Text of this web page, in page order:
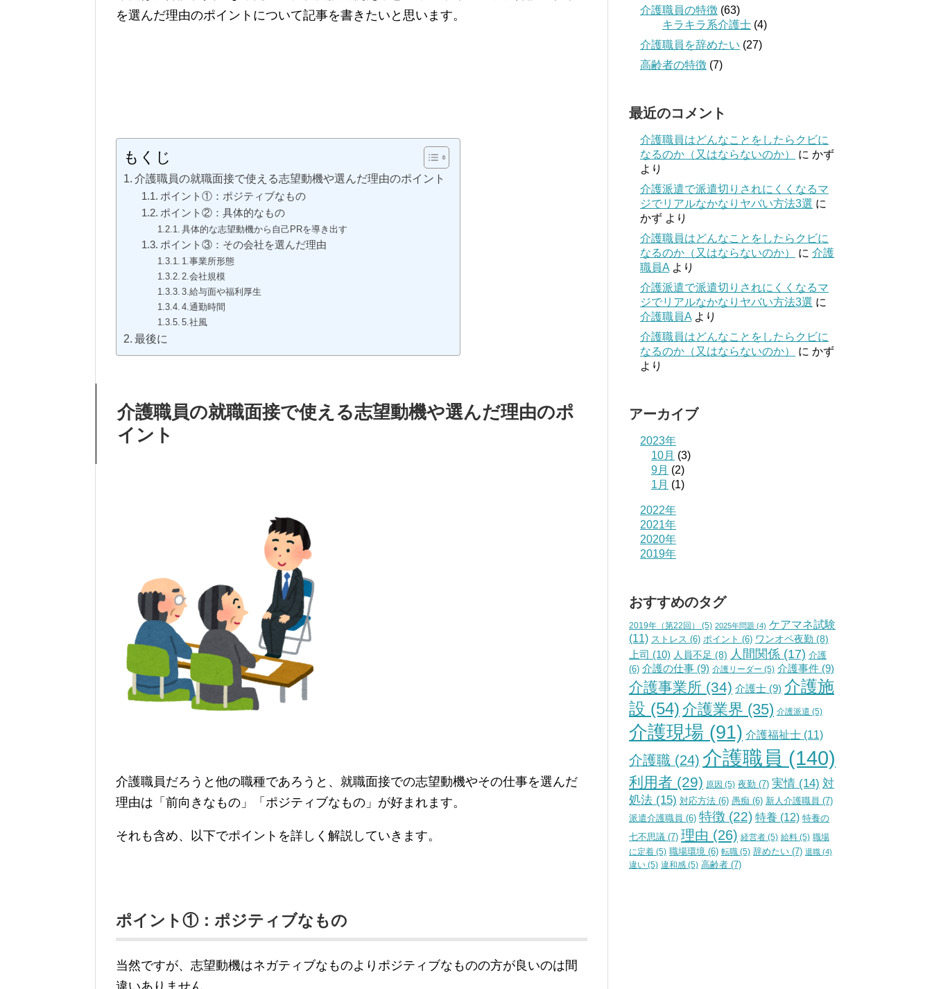
を選んだ理由のポイントについて記事を書きたいと思います。
もくじ
介護職員の就職面接で使える志望動機や選んだ理由のポイント
ポイント①：ポジティブなもの
ポイント②：具体的なもの
具体的な志望動機から自己PRを導き出す
ポイント③：その会社を選んだ理由
1.事業所形態
2.会社規模
3.給与面や福利厚生
4.通勤時間
5.社風
最後に
介護職員の就職面接で使える志望動機や選んだ理由のポ
イント
介護職員だろうと他の職種であろうと、就職面接での志望動機やその仕事を選んだ
理由は「前向きなもの」「ポジティブなもの」が好まれます。
それも含め、以下でポイントを詳しく解説していきます。
ポイント①：ポジティブなもの
当然ですが、志望動機はネガティブなものよりポジティブなものの方が良いのは間
違いありません。
介護職員の特徴 (63)
キラキラ系介護士 (4)
介護職員を辞めたい (27)
高齢者の特徴 (7)
最近のコメント
介護職員はどんなことをしたらクビに
なるのか（又はならないのか）
に かず
より
介護派遣で派遣切りされにくくなるマ
ジでリアルなかなりヤバい方法3選 に
かず より
介護職員はどんなことをしたらクビに
なるのか（又はならないのか）
に 介護
職員A より
介護派遣で派遣切りされにくくなるマ
ジでリアルなかなりヤバい方法3選 に
介護職員A より
介護職員はどんなことをしたらクビに
なるのか（又はならないのか）
に かず
より
アーカイブ
2023年
10月 (3)
9月 (2)
1月 (1)
2022年
2021年
2020年
2019年
おすすめのタグ
2019年（第22回） (5) 2025年問題 (4) ケアマネ試験
(11) ストレス (6) ポイント (6) ワンオペ夜勤 (8)
上司 (10) 人員不足 (8) 人間関係 (17) 介護
(6) 介護の仕事 (9) 介護リーダー (5) 介護事件 (9)
介護事業所 (34) 介護士 (9) 介護施
設 (54) 介護業界 (35) 介護派遣 (5)
介護現場 (91) 介護福祉士 (11)
介護職 (24) 介護職員 (140)
利用者 (29) 原因 (5) 夜勤 (7) 実情 (14) 対
処法 (15) 対応方法 (6) 愚痴 (6) 新人介護職員 (7)
派遣介護職員 (6) 特徴 (22) 特養 (12) 特養の
七不思議 (7) 理由 (26) 経営者 (5) 給料 (5) 職場
に定着 (5) 職場環境 (6) 転職 (5) 辞めたい (7) 退職 (4)
違い (5) 違和感 (5) 高齢者 (7)